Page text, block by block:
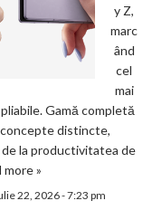
y Z,
marc
ând
cel
mai
Gamă completă
distincte,
la productivitatea de
more »
22, 2026 - 7:23 pm